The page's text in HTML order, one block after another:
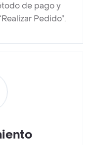
de pago y
Pedido”.